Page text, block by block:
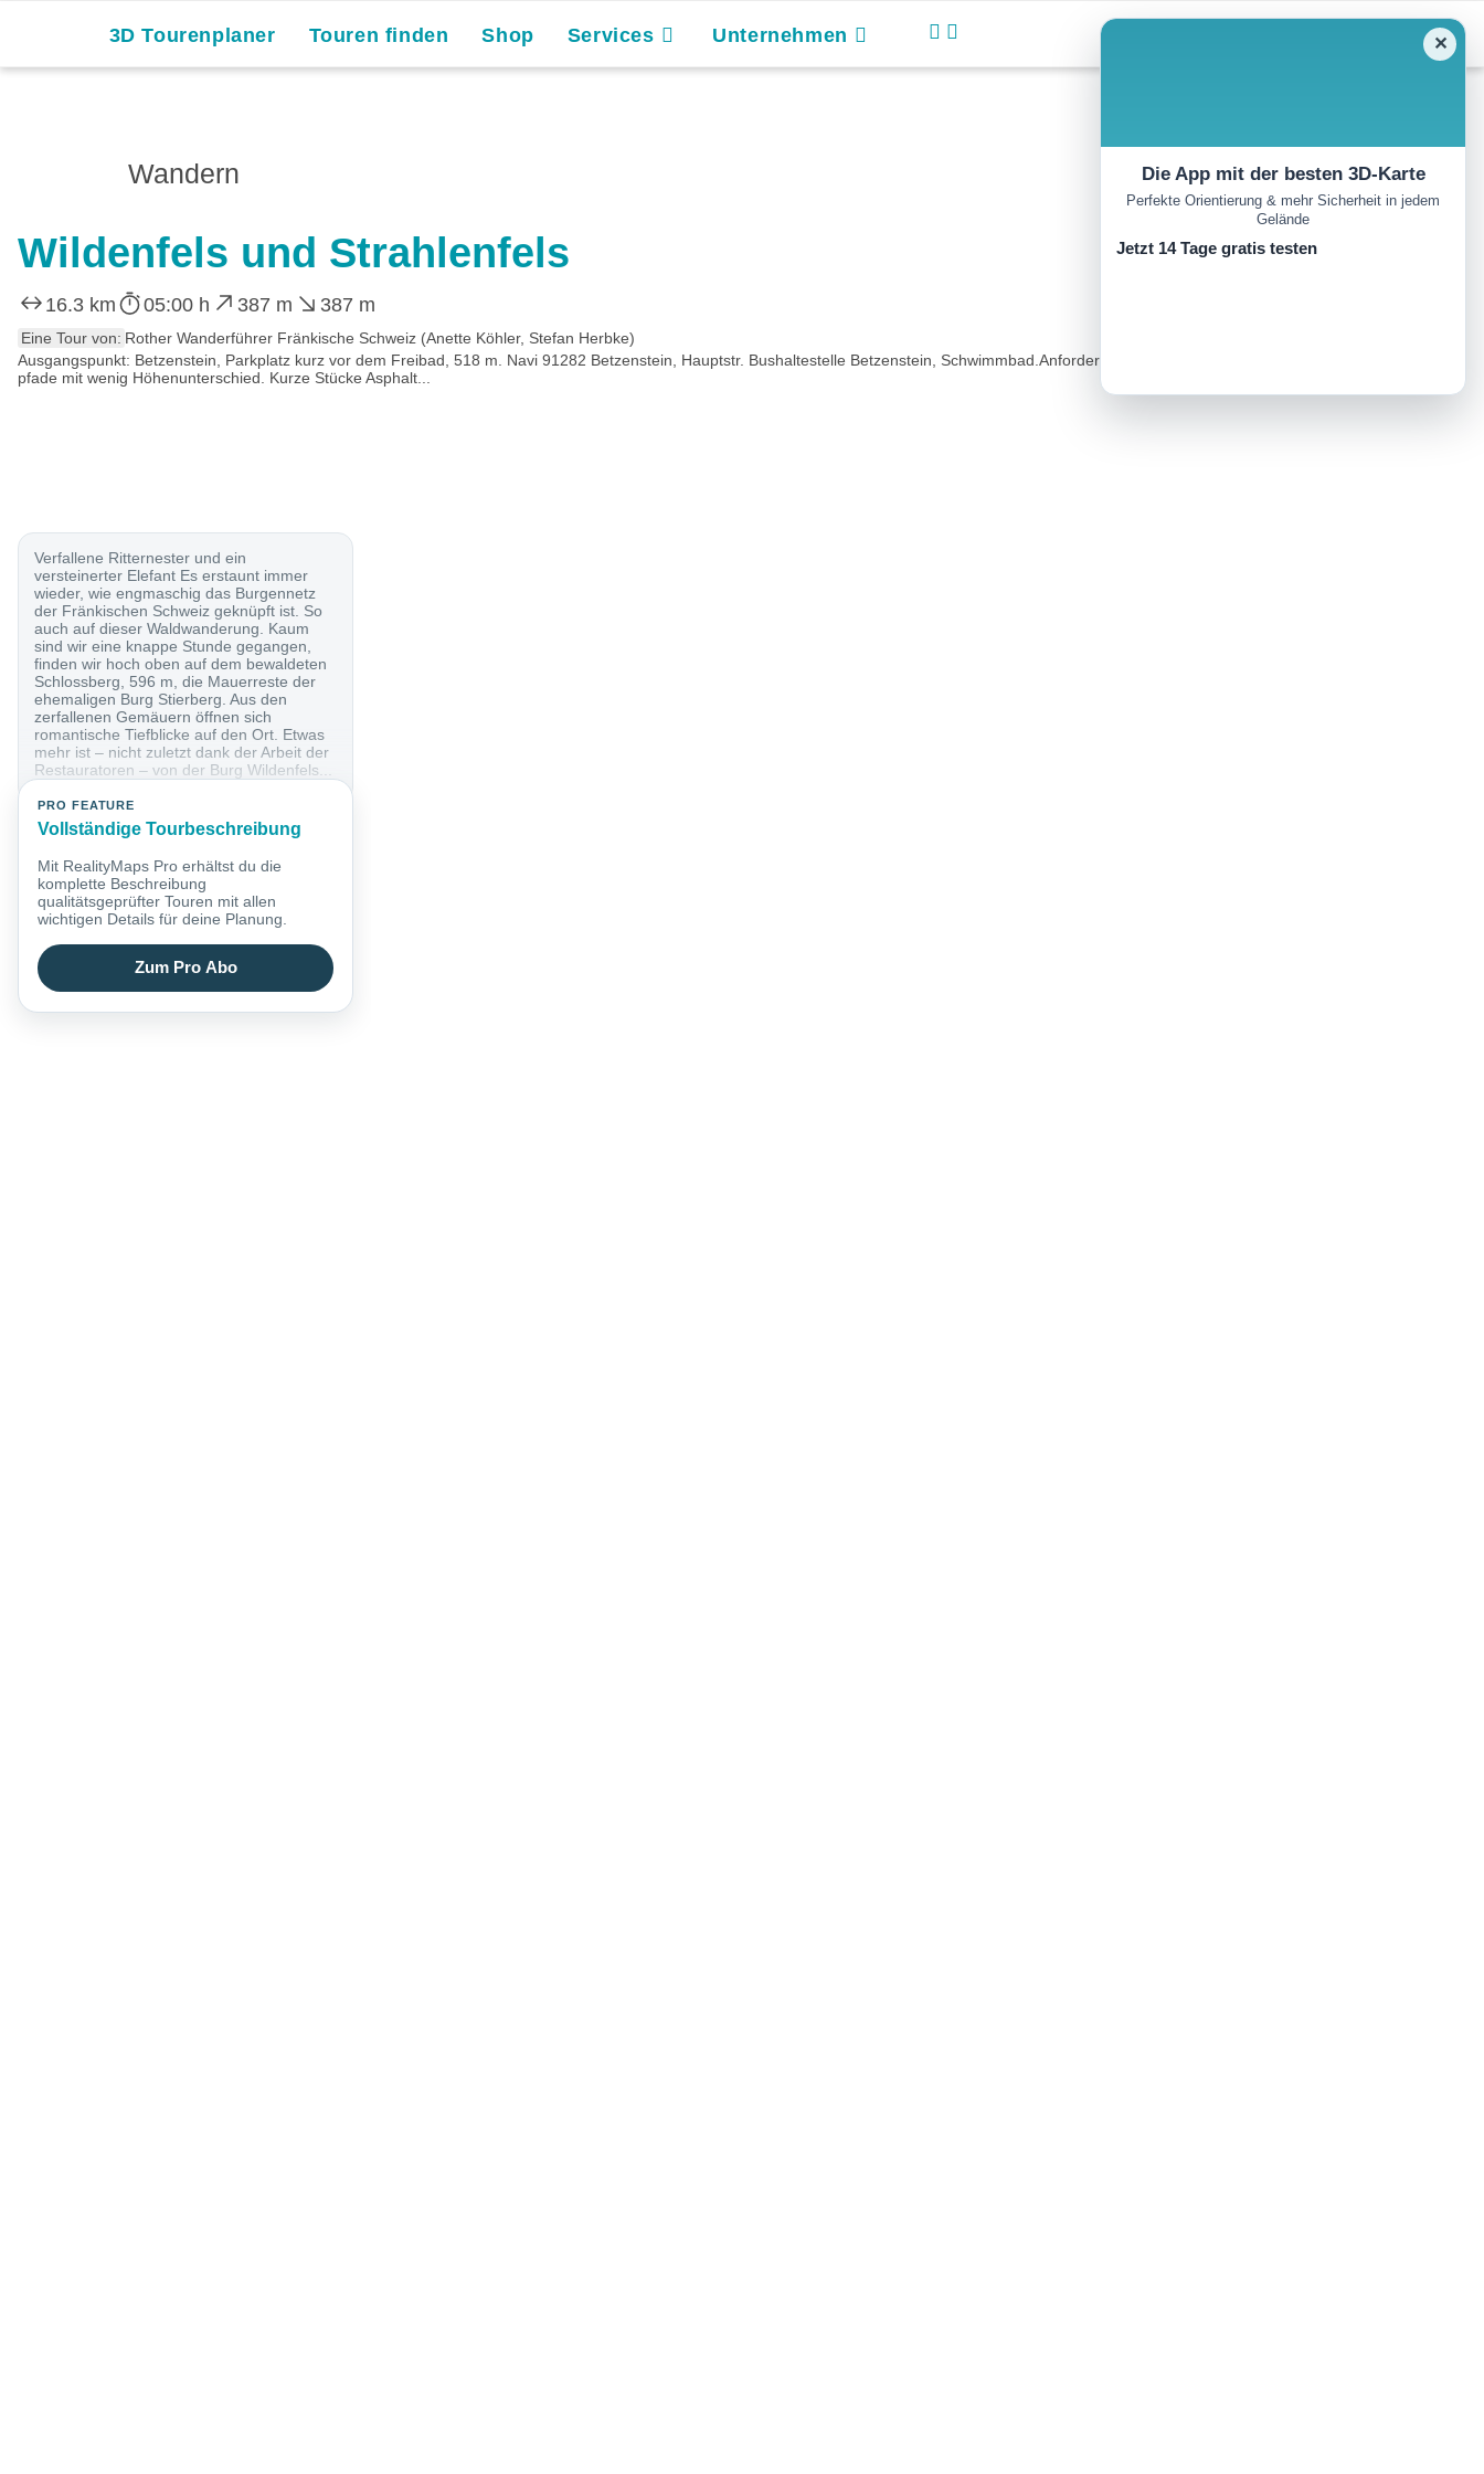
3D Tourenplaner Touren finden Shop Services Unternehmen
Wandern
Wildenfels und Strahlenfels
16.3 km 05:00 h 387 m 387 m
Eine Tour von: Rother Wanderführer Fränkische Schweiz (Anette Köhler, Stefan Herbke)
Ausgangspunkt: Betzenstein, Parkplatz kurz vor dem Freibad, 518 m. Navi 91282 Betzenstein, Hauptstr. Bushaltestelle Betzenstein, Schwimmbad.Anforderungen: Bequeme, gut bezeichnete Waldwege und -
pfade mit wenig Höhenunterschied. Kurze Stücke Asphalt...
Verfallene Ritternester und ein
versteinerter Elefant Es erstaunt immer
wieder, wie engmaschig das Burgennetz
der Fränkischen Schweiz geknüpft ist. So
auch auf dieser Waldwanderung. Kaum
sind wir eine knappe Stunde gegangen,
finden wir hoch oben auf dem bewaldeten
Schlossberg, 596 m, die Mauerreste der
ehemaligen Burg Stierberg. Aus den
zerfallenen Gemäuern öffnen sich
romantische Tiefblicke auf den Ort. Etwas
mehr ist – nicht zuletzt dank der Arbeit der
Restauratoren – von der Burg Wildenfels...
PRO FEATURE
Vollständige Tourbeschreibung
Mit RealityMaps Pro erhältst du die
komplette Beschreibung
qualitätsgeprüfter Touren mit allen
wichtigen Details für deine Planung.
Zum Pro Abo
✕
Die App mit der besten 3D-Karte
Perfekte Orientierung & mehr Sicherheit in jedem
Gelände
Jetzt 14 Tage gratis testen